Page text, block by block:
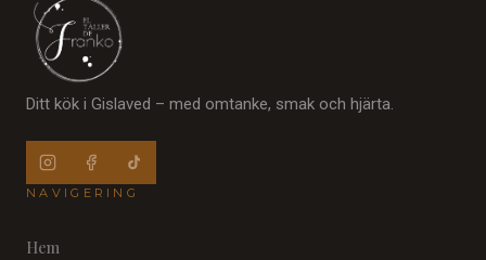
Ditt kök i Gislaved – med omtanke, smak och hjärta.
NAVIGERING
Hem